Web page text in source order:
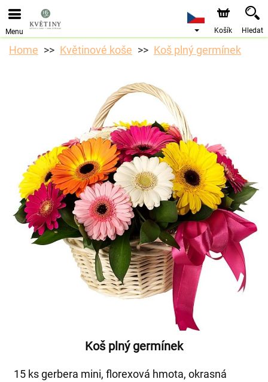
Objednávky přes e-shop přijímáme. Nejbližší možné
doručení je od 10.8.2026 z důvodu dovolené.
Menu Košík Hledat
Home Květinové koše Koš plný germínek
Koš plný germínek
15 ks gerbera mini, florexová hmota, okrasná